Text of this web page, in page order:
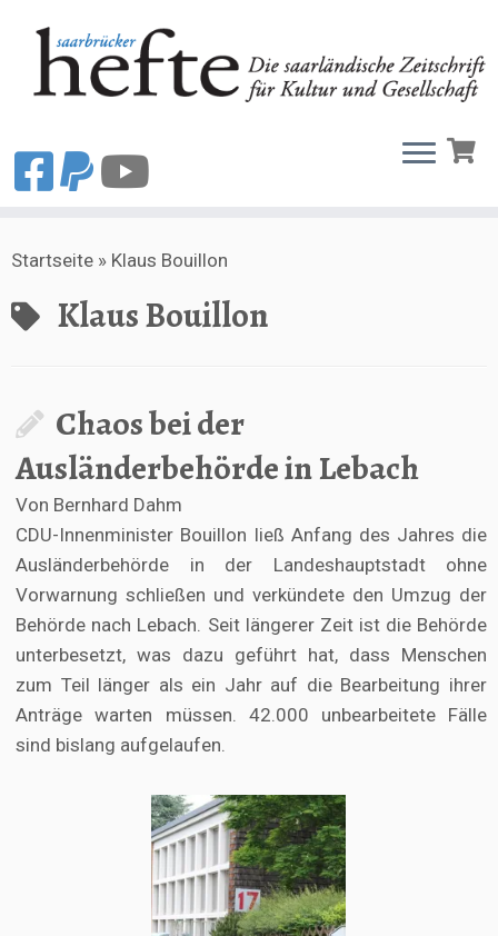
Inhalt
Startseite » Klaus Bouillon
Klaus Bouillon
Chaos bei der
Ausländerbehörde in Lebach
Von Bernhard Dahm
CDU-Innenminister Bouillon ließ Anfang des Jahres die
Ausländerbehörde in der Landeshauptstadt ohne
Vorwarnung schließen und verkündete den Umzug der
Behörde nach Lebach. Seit längerer Zeit ist die Behörde
unterbesetzt, was dazu geführt hat, dass Menschen
zum Teil länger als ein Jahr auf die Bearbeitung ihrer
Anträge warten müssen. 42.000 unbearbeitete Fälle
sind bislang aufgelaufen.